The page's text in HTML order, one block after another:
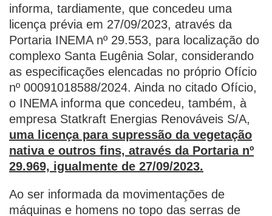
informa, tardiamente, que concedeu uma
licença prévia em 27/09/2023, através da
Portaria INEMA nº 29.553, para localização do
complexo Santa Eugênia Solar, considerando
as especificações elencadas no próprio Ofício
nº 00091018588/2024. Ainda no citado Ofício,
o INEMA informa que concedeu, também, à
empresa Statkraft Energias Renováveis S/A,
uma licença para supressão da vegetação
nativa e outros fins, através da Portaria nº
29.969, igualmente de 27/09/2023.
Ao ser informada da movimentações de
máquinas e homens no topo das serras de